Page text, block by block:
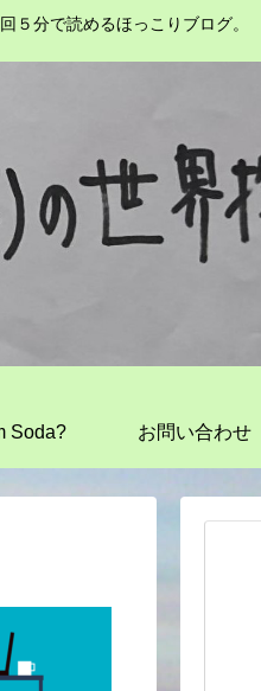
５分で読めるほっこりブログ。
Soda? お問い合わせ